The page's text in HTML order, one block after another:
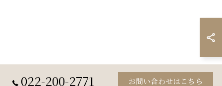
022-200-2771 お問い合わせはこちら